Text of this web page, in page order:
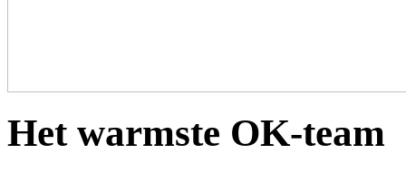
Het warmste OK-team